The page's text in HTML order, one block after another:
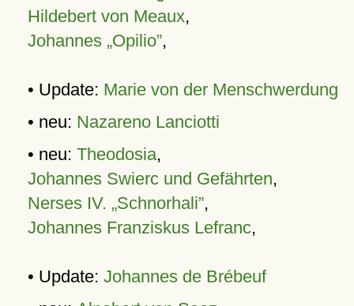
Hildebert von Meaux,
Johannes „Opilio”,
• Update: Marie von der Menschwerdung
• neu: Nazareno Lanciotti
• neu: Theodosia,
Johannes Swierc und Gefährten,
Nerses IV. „Schnorhali”,
Johannes Franziskus Lefranc,
• Update: Johannes de Brébeuf